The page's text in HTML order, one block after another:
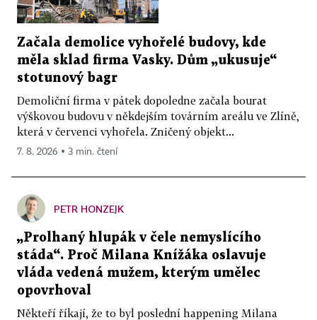
Začala demolice vyhořelé budovy, kde
měla sklad firma Vasky. Dům „ukusuje“
stotunový bagr
Demoliční firma v pátek dopoledne začala bourat
výškovou budovu v někdejším továrním areálu ve Zlíně,
která v červenci vyhořela. Zničený objekt...
7. 8. 2026 ▪ 3 min. čtení
PETR HONZEJK
„Prolhaný hlupák v čele nemyslícího
stáda“. Proč Milana Knížáka oslavuje
vláda vedená mužem, kterým umělec
opovrhoval
Někteří říkají, že to byl poslední happening Milana